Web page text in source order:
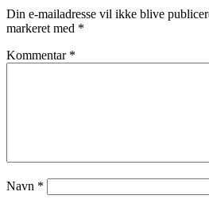
Din e-mailadresse vil ikke blive
markeret med *
Kommentar *
Navn *